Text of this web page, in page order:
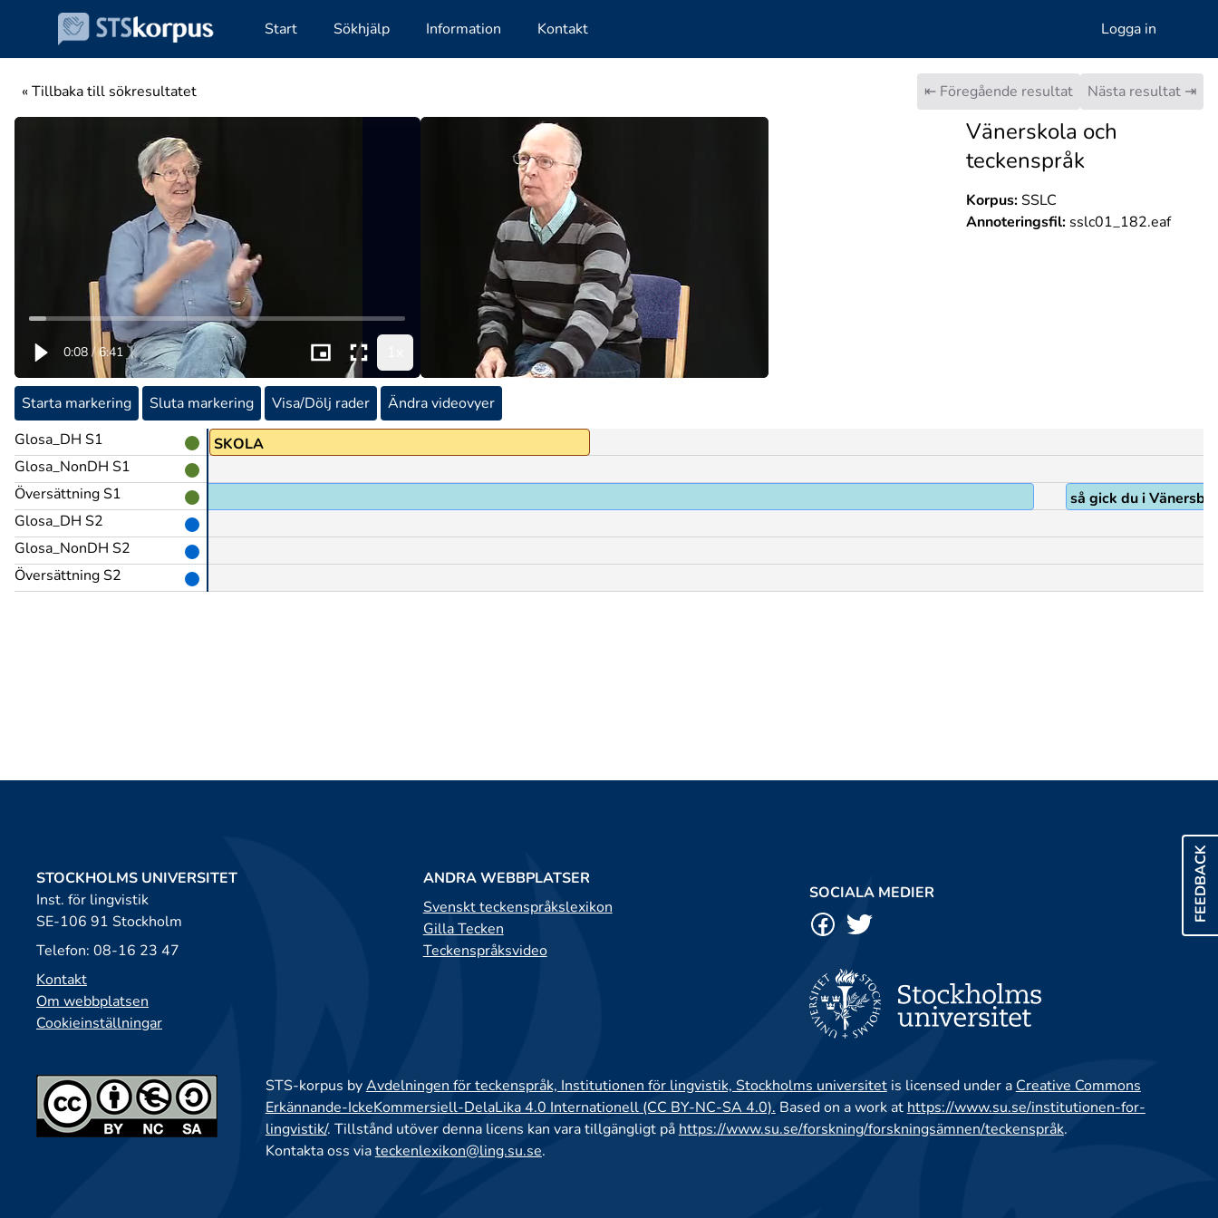
Start Sökhjälp Information Kontakt Logga in
« Tillbaka till sökresultatet ⇤ Föregående resultat Nästa resultat ⇥
0:08 / 6:41 |
Vänerskola och
teckenspråk
Korpus:SSLC
Annoteringsfil:sslc01_182.eaf
Starta markering Sluta markering Visa/Dölj rader
Ändra videovyer
Glosa_DH S1
Glosa_NonDH S1
Översättning S1
Glosa_DH S2
Glosa_NonDH S2
Översättning S2
SKOLA
så gick du i
FEEDBACK
STOCKHOLMS UNIVERSITET
Inst. för lingvistik
SE-106 91 Stockholm
Telefon: 08-16 23 47
Kontakt
Om webbplatsen
Cookieinställningar
ANDRA WEBBPLATSER
Svenskt teckenspråkslexikon
Gilla Tecken
Teckenspråksvideo
SOCIALA MEDIER
STS-korpus byAvdelningen för teckenspråk, Institutionen för lingvistik, Stockholms universitetis licensed under a Creative Commons
Erkännande-IckeKommersiell-DelaLika 4.0 Internationell (CC BY-NC-SA 4.0). Based on a work at https://www.su.se/institutionen-for-
lingvistik/. Tillstånd utöver denna licens kan vara tillgängligt på https://www.su.se/forskning/forskningsämnen/teckenspråk.
Kontakta oss viateckenlexikon@ling.su.se.